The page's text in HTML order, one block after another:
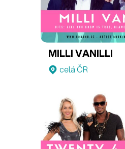
MILLI VANILLI
celá ČR